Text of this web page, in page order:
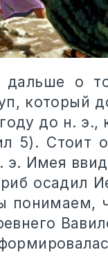
о
который
до н. э.,
5). Стоит
Имея
осадил